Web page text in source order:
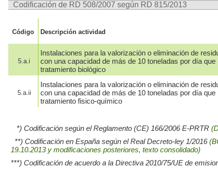
Codificación de RD 508/2007 según RD 815/2013
Código Descripción actividad
5.a.i
Instalaciones para la valorización o eliminación de
con una capacidad de más de 10 toneladas por día que
tratamiento biológico
5.a.ii
Instalaciones para la valorización o eliminación de
con una capacidad de más de 10 toneladas por día que
tratamiento fisico-químico
*) Codificación según el Reglamento (CE) 166/2006 E-PRTR
**) Codificación en España según el Real Decreto-ley 1/2016
19.10.2013 y modificaciones posteriores, texto consolidado)
***) Codificación de acuerdo a la Directiva 2010/75/UE de